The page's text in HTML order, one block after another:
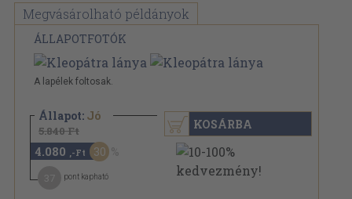
Megvásárolható példányok
ÁLLAPOTFOTÓK
A lapélek foltosak.
Állapot: Jó
5.840 Ft
4.080 ,-Ft 30
pont kapható
KOSÁRBA